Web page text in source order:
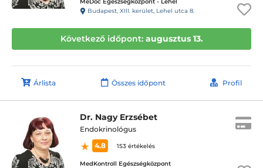
Budapest, XIII. kerület, Lehel utca 8.
Következő időpont: augusztus 13.
Árlista Összes időpont Profil
Dr. Nagy Erzsébet
Endokrinológus
4.8
153 értékelés
MedKontroll Egészségközpont